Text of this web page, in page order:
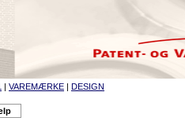
| VAREMÆRKE | DESIGN